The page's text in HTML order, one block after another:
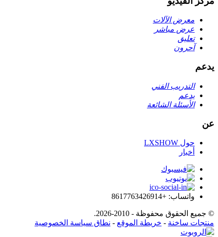
معرض الآلات
عرض مباشر
تعليق
آحرون
يدعم
التدريب الفني
يدعم
الأسئلة الشائعة
عن
حول LXSHOW
أخبار
واتساب: +8617763426914
© جميع الحقوق محفوظة - 2010-2026.
منتجات ساخنة - خريطة الموقع - نطاق سياسة الخصوصية